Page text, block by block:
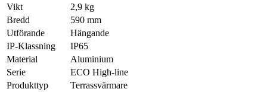
Vikt
2,9 kg
Bredd
590 mm
Utförande
Hängande
IP-Klassning
IP65
Material
Aluminium
Serie
ECO High-line
Produkttyp
Terrassvärmare